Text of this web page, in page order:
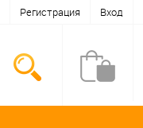
Регистрация Вход